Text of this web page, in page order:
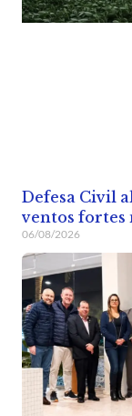
Defesa Civil
ventos fortes
06/08/2026